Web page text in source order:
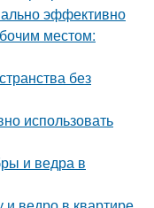
эффективно
местом:
без
использовать
и ведра в